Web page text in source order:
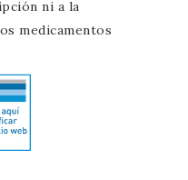
ni a la
medicamentos